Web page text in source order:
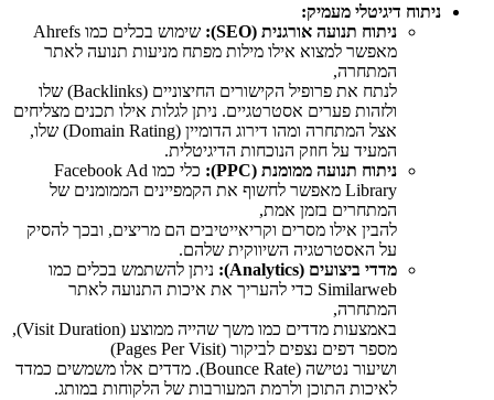
ניתוח דיגיטלי מעמיק:
ניתוח תנועה אורגנית (SEO):
שימוש בכלים כמו Ahrefs
מאפשר למצוא אילו מילות מפתח מניעות תנועה לאתר
המתחרה,
לנתח את פרופיל הקישורים החיצוניים (Backlinks) שלו
ולזהות פערים אסטרטגיים. ניתן לגלות אילו תכנים מצליחים
אצל המתחרה ומהו דירוג הדומיין (Domain Rating) שלו,
המעיד על חוזק הנוכחות הדיגיטלית.
ניתוח תנועה ממומנת (PPC):
כלי כמו Facebook Ad
Library מאפשר לחשוף את הקמפיינים הממומנים של
המתחרים בזמן אמת,
להבין אילו מסרים וקריאייטיבים הם מריצים, ובכך להסיק
על האסטרטגיה השיווקית שלהם.
מדדי ביצועים (Analytics):
ניתן להשתמש בכלים כמו
Similarweb כדי להעריך את איכות התנועה לאתר
המתחרה,
באמצעות מדדים כמו משך שהייה ממוצע (Visit Duration),
מספר דפים נצפים לביקור (Pages Per Visit)
ושיעור נטישה (Bounce Rate). מדדים אלו משמשים כמדד
לאיכות התוכן ולרמת המעורבות של הלקוחות במותג.